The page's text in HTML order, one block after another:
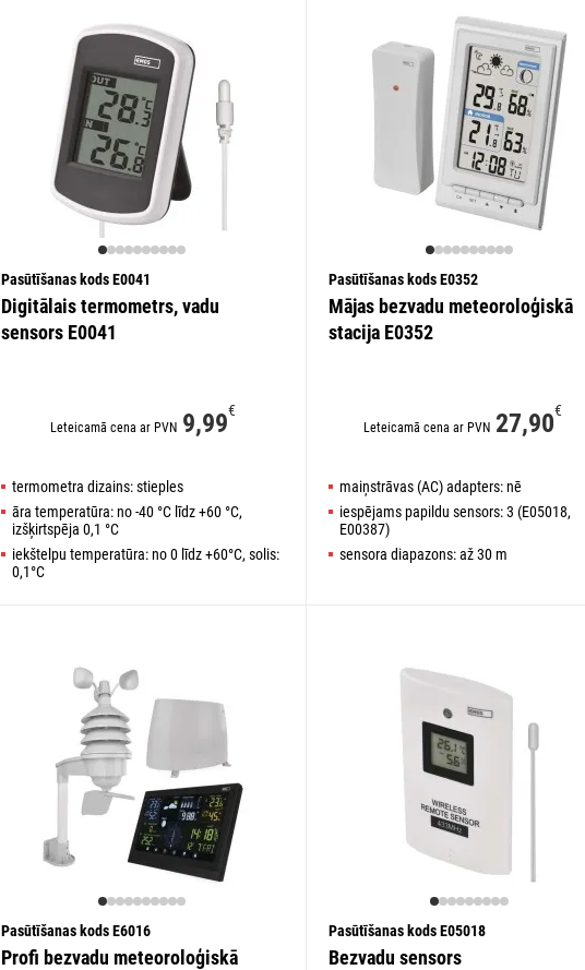
Pasūtīšanas kods E0041
Digitālais termometrs, vadu
sensors E0041
Leteicamā cena ar PVN 9,99€
termometra dizains: stieples
āra temperatūra: no -40 °C līdz +60 °C,
izšķirtspēja 0,1 °C
iekštelpu temperatūra: no 0 līdz +60°C, solis:
0,1°C
Pasūtīšanas kods E0352
Mājas bezvadu meteoroloģiskā
stacija E0352
Leteicamā cena ar PVN 27,90€
maiņstrāvas (AC) adapters: nē
iespējams papildu sensors: 3 (E05018,
E00387)
sensora diapazons: až 30 m
Pasūtīšanas kods E6016
Profi bezvadu meteoroloģiskā
Pasūtīšanas kods E05018
Bezvadu sensors